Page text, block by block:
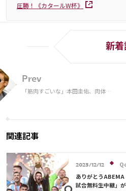
圧勝！《カタールW杯》
Prev
「筋肉すごいな」本田圭佑、肉体美
新着
関連記事
2023/12/12
ありがとう
試合無料生中継」